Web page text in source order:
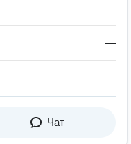
—
Чат